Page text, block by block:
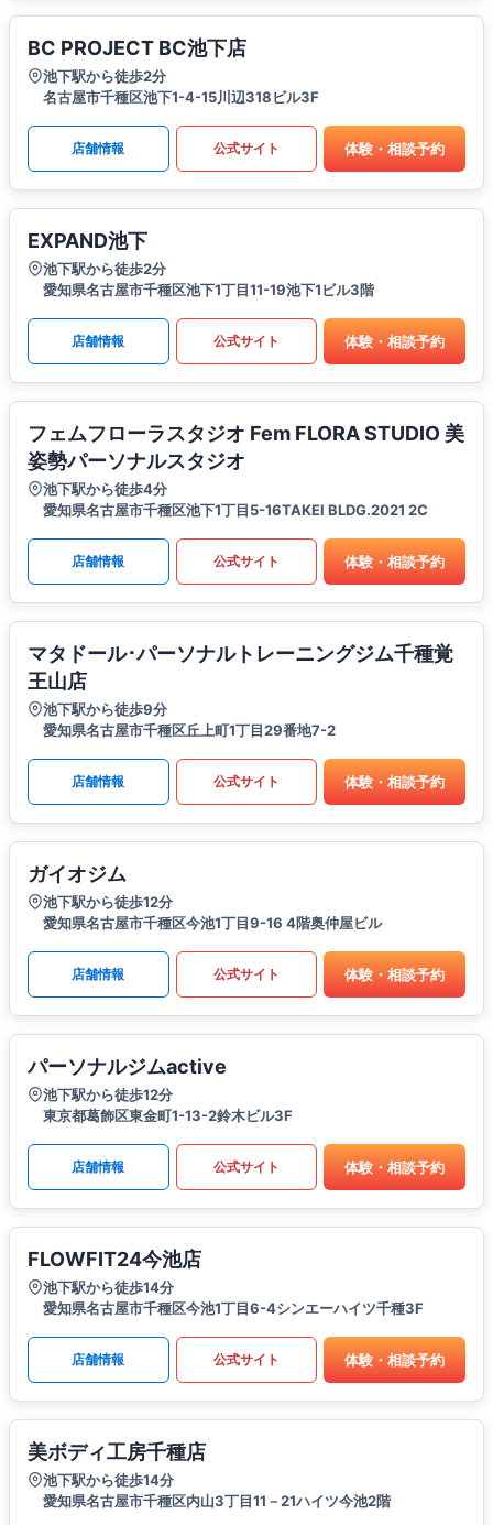
BC PROJECT BC池下店
池下駅から徒歩2分
名古屋市千種区池下1-4-15川辺318ビル3F
店舗情報 公式サイト 体験・相談予約
EXPAND池下
池下駅から徒歩2分
愛知県名古屋市千種区池下1丁目11-19池下1ビル3階
店舗情報 公式サイト 体験・相談予約
フェムフローラスタジオ Fem FLORA STUDIO 美
姿勢パーソナルスタジオ
池下駅から徒歩4分
愛知県名古屋市千種区池下1丁目5-16TAKEI BLDG.2021 2C
店舗情報 公式サイト 体験・相談予約
マタドール･パーソナルトレーニングジム千種覚
王山店
池下駅から徒歩9分
愛知県名古屋市千種区丘上町1丁目29番地7-2
店舗情報 公式サイト 体験・相談予約
ガイオジム
池下駅から徒歩12分
愛知県名古屋市千種区今池1丁目9-16 4階奥仲屋ビル
店舗情報 公式サイト 体験・相談予約
パーソナルジムactive
池下駅から徒歩12分
東京都葛飾区東金町1-13-2鈴木ビル3F
店舗情報 公式サイト 体験・相談予約
FLOWFIT24今池店
池下駅から徒歩14分
愛知県名古屋市千種区今池1丁目6-4シンエーハイツ千種3F
店舗情報 公式サイト 体験・相談予約
美ボディ工房千種店
池下駅から徒歩14分
愛知県名古屋市千種区内山3丁目11－21ハイツ今池2階